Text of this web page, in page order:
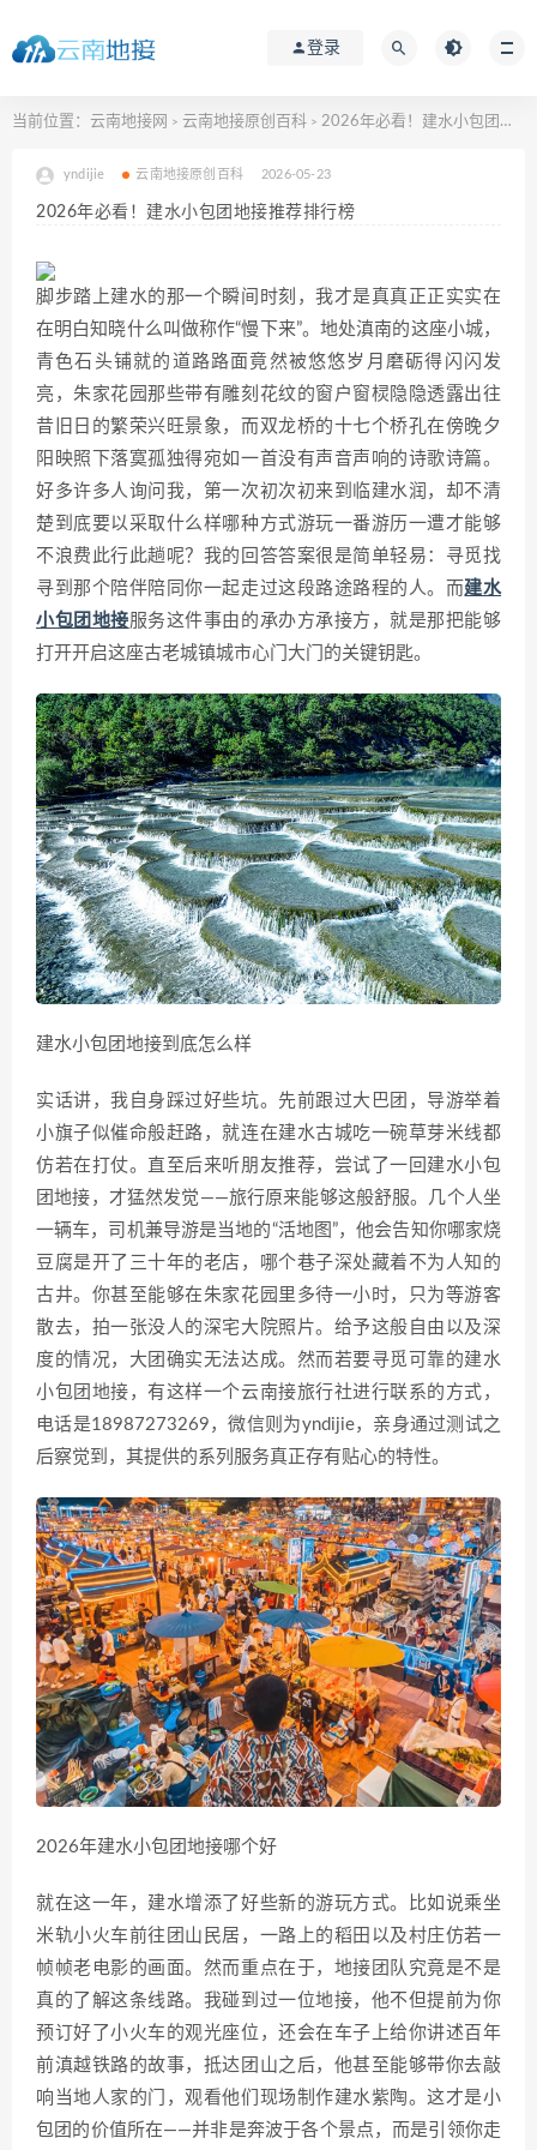
登录
当前位置： 云南地接网 > 云南地接原创百科 > 2026年必看！建水小包团地接推荐排行榜
yndijie 云南地接原创百科 2026-05-23
2026年必看！建水小包团地接推荐排行榜
脚步踏上建水的那一个瞬间时刻，我才是真真正正实实在
在明白知晓什么叫做称作“慢下来”。地处滇南的这座小城，
青色石头铺就的道路路面竟然被悠悠岁月磨砺得闪闪发
亮，朱家花园那些带有雕刻花纹的窗户窗棂隐隐透露出往
昔旧日的繁荣兴旺景象，而双龙桥的十七个桥孔在傍晚夕
阳映照下落寞孤独得宛如一首没有声音声响的诗歌诗篇。
好多许多人询问我，第一次初次初来到临建水润，却不清
楚到底要以采取什么样哪种方式游玩一番游历一遭才能够
不浪费此行此趟呢？我的回答答案很是简单轻易：寻觅找
寻到那个陪伴陪同你一起走过这段路途路程的人。而建水
小包团地接服务这件事由的承办方承接方，就是那把能够
打开开启这座古老城镇城市心门大门的关键钥匙。
建水小包团地接到底怎么样
实话讲，我自身踩过好些坑。先前跟过大巴团，导游举着
小旗子似催命般赶路，就连在建水古城吃一碗草芽米线都
仿若在打仗。直至后来听朋友推荐，尝试了一回建水小包
团地接，才猛然发觉——旅行原来能够这般舒服。几个人坐
一辆车，司机兼导游是当地的“活地图”，他会告知你哪家烧
豆腐是开了三十年的老店，哪个巷子深处藏着不为人知的
古井。你甚至能够在朱家花园里多待一小时，只为等游客
散去，拍一张没人的深宅大院照片。给予这般自由以及深
度的情况，大团确实无法达成。然而若要寻觅可靠的建水
小包团地接，有这样一个云南接旅行社进行联系的方式，
电话是18987273269，微信则为yndijie，亲身通过测试之
后察觉到，其提供的系列服务真正存有贴心的特性。
2026年建水小包团地接哪个好
就在这一年，建水增添了好些新的游玩方式。比如说乘坐
米轨小火车前往团山民居，一路上的稻田以及村庄仿若一
帧帧老电影的画面。然而重点在于，地接团队究竟是不是
真的了解这条线路。我碰到过一位地接，他不但提前为你
预订好了小火车的观光座位，还会在车子上给你讲述百年
前滇越铁路的故事，抵达团山之后，他甚至能够带你去敲
响当地人家的门，观看他们现场制作建水紫陶。这才是小
包团的价值所在——并非是奔波于各个景点，而是引领你走